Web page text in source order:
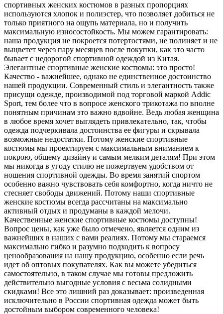
спортивных женских костюмов в разных пропорциях
используются хлопок и полиэстер, что позволяет добиться не
только приятного на ощупь материала, но и получить
максимальную износостойкость. Мы можем гарантировать:
наша продукция не покроется потертостями, не полиняет и не
выцветет через пару месяцев после покупки, как это часто
бывает с недорогой спортивной одеждой из Китая.
Элегантные спортивные женские костюмы: это просто!
Качество - важнейшее, однако не единственное достоинство
нашей продукции. Современный стиль и элегантность также
присущи одежде, производимой под торговой маркой Addic
Sport, тем более что в вопросе женского трикотажа по вполне
понятным причинам это важно вдвойне. Ведь любая женщина
в любое время хочет выглядеть привлекательно, так, чтобы
одежда подчеркивала достоинства ее фигуры и скрывала
возможные недостатки. Потому женские спортивные
костюмы мы проектируем с максимальным вниманием к
покрою, общему дизайну и самым мелким деталям! При этом
мы никогда в угоду стилю не пожертвуем удобством от
ношения спортивной одежды. Во время занятий спортом
особенно важно чувствовать себя комфортно, когда ничто не
стесняет свободы движений. Потому наши спортивные
женские костюмы всегда рассчитаны на максимально
активный отдых и продуманы в каждой мелочи.
Качественные женские спортивные костюмы доступны!
Вопрос цены, как уже было отмечено, является одним из
важнейших в наших с вами реалиях. Потому мы стараемся
максимально гибко и разумно подходить к вопросу
ценообразования на нашу продукцию, особенно если речь
идет об оптовых покупателях. Как вы можете убедиться
самостоятельно, в таком случае мы готовы предложить
действительно выгодные условия с весьма солидными
скидками! Все это лишний раз доказывает: произведенная
исключительно в России спортивная одежда может быть
достойным выбором современного человека!